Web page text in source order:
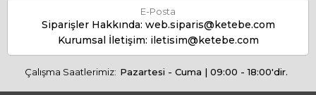
E-Posta
Siparişler Hakkında: web.siparis@ketebe.com
Kurumsal İletişim: iletisim@ketebe.com
Çalışma Saatlerimiz: Pazartesi - Cuma | 09:00 - 18:00'dir.